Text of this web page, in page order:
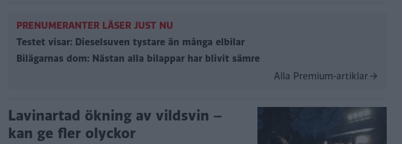
PRENUMERANTER LÄSER JUST NU
Testet visar: Dieselsuven tystare än många elbilar
Bilägarnas dom: Nästan alla bilappar har blivit sämre
Alla Premium-artiklar
Lavinartad ökning av vildsvin –
kan ge fler olyckor